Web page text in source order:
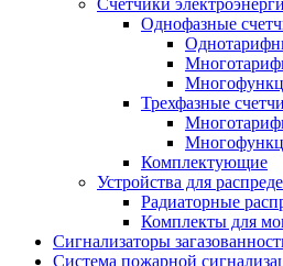
Счетчики
Однофазные
Трехфазные
Комплектующие
Устройства для
Радиаторные
Комплекты для
Сигнализаторы
Система пожарной